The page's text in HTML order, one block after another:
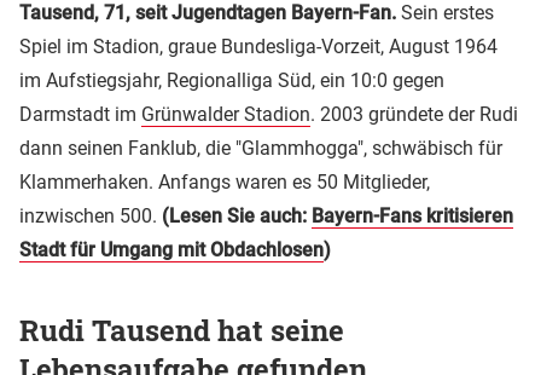
Tausend, 71, seit Jugendtagen Bayern-Fan. Sein erstes
Spiel im Stadion, graue Bundesliga-Vorzeit, August 1964
im Aufstiegsjahr, Regionalliga Süd, ein 10:0 gegen
Darmstadt im Grünwalder Stadion. 2003 gründete der Rudi
dann seinen Fanklub, die "Glammhogga", schwäbisch für
Klammerhaken. Anfangs waren es 50 Mitglieder,
inzwischen 500. (Lesen Sie auch: Bayern-Fans kritisieren
Stadt für Umgang mit Obdachlosen)
Rudi Tausend hat seine